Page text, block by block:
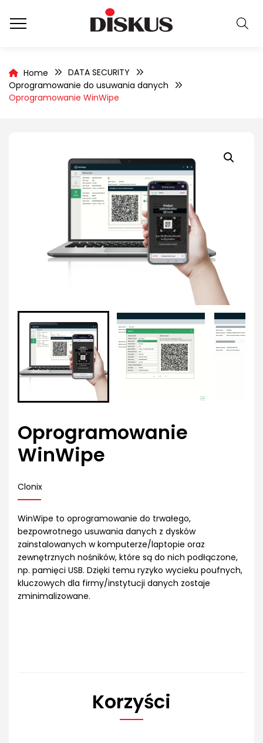
Home
DATA SECURITY
Oprogramowanie do usuwania danych
Oprogramowanie WinWipe
Oprogramowanie
WinWipe
Clonix
WinWipe to oprogramowanie do trwałego,
bezpowrotnego usuwania danych z dysków
zainstalowanych w komputerze/laptopie oraz
zewnętrznych nośników, które są do nich podłączone,
np. pamięci USB. Dzięki temu ryzyko wycieku poufnych,
kluczowych dla firmy/instytucji danych zostaje
zminimalizowane.
Korzyści